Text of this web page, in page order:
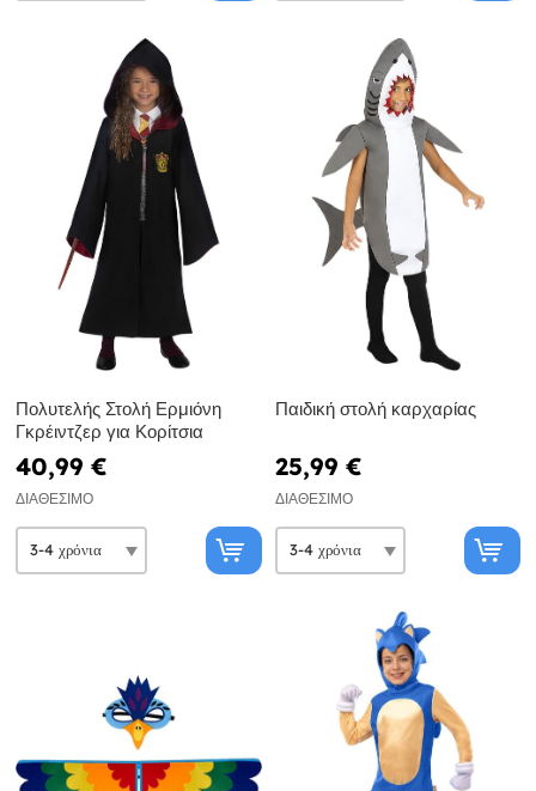
Πολυτελής Στολή Ερμιόνη
Γκρέιντζερ για Κορίτσια
40,99 €
ΔΙΑΘΈΣΙΜΟ
Παιδική στολή καρχαρίας
25,99 €
ΔΙΑΘΈΣΙΜΟ